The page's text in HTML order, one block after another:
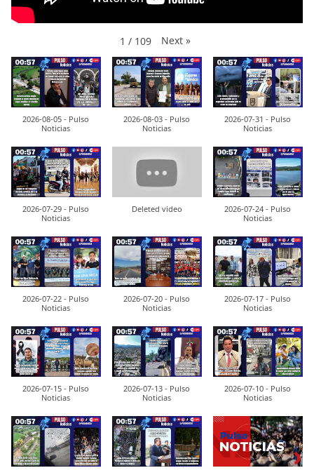
1 / 109 Next »
2026-08-05 - Pulso
Noticias
2026-08-03 - Pulso
Noticias
2026-07-31 - Pulso
Noticias
2026-07-29 - Pulso
Noticias
Deleted video
2026-07-24 - Pulso
Noticias
2026-07-22 - Pulso
Noticias
2026-07-20 - Pulso
Noticias
2026-07-17 - Pulso
Noticias
2026-07-15 - Pulso
Noticias
2026-07-13 - Pulso
Noticias
2026-07-10 - Pulso
Noticias